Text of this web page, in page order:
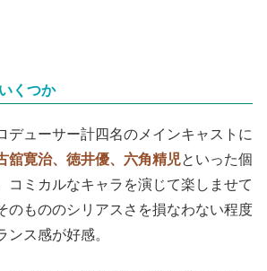
くつか
デューサー計四名のメインキャストに
舘寛治、徳井優、六角精児といった個
コミカルなキャラを演じて楽しませて
のもののシリアスさを損なわない程度
ンス感が好感。